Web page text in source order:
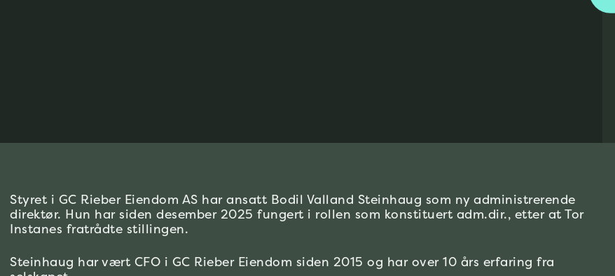
Styret i GC Rieber Eiendom AS har ansatt Bodil Valland Steinhaug som ny administrerende
direktør. Hun har siden desember 2025 fungert i rollen som konstituert adm.dir., etter at Tor
Instanes fratrådte stillingen.
Steinhaug har vært CFO i GC Rieber Eiendom siden 2015 og har over 10 års erfaring fra